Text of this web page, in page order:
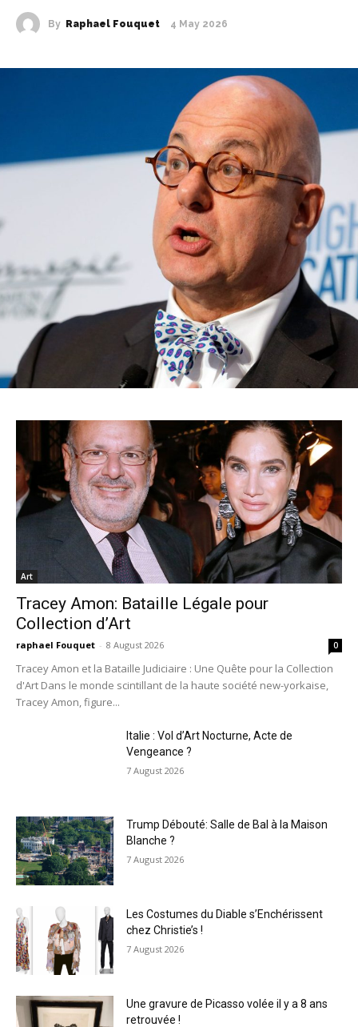
By Raphael Fouquet 4 May 2026
Art
Tracey Amon: Bataille Légale pour
Collection d’Art
raphael Fouquet - 8 August 2026 0
Tracey Amon et la Bataille Judiciaire : Une Quête pour la Collection
d'Art Dans le monde scintillant de la haute société new-yorkaise,
Tracey Amon, figure...
Italie : Vol d’Art Nocturne, Acte de
Vengeance ?
7 August 2026
Trump Débouté: Salle de Bal à la Maison
Blanche ?
7 August 2026
Les Costumes du Diable s’Enchérissent
chez Christie’s !
7 August 2026
Une gravure de Picasso volée il y a 8 ans
retrouvée !